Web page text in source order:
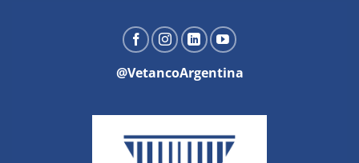
@VetancoArgentina